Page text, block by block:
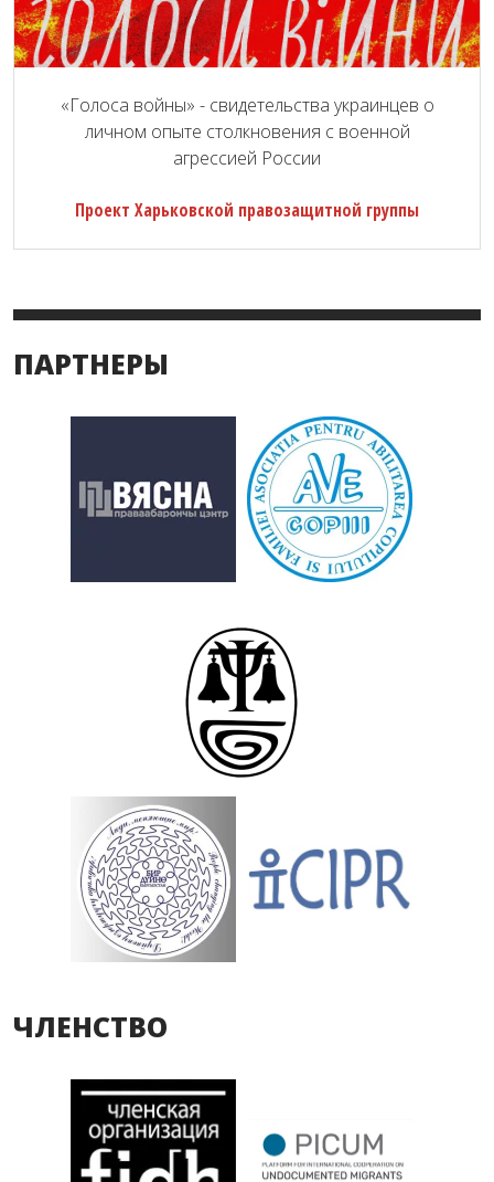
«Голоса войны» - свидетельства украинцев о
личном опыте столкновения с военной
агрессией России
Проект Харьковской правозащитной группы
ПАРТНЕРЫ
ЧЛЕНСТВО